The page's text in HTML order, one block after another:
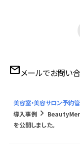
アイビ
BMマガジン
mailメールでお問い
美容室・美容サロン予約管
導入事例keyboard_arrow_right
を公開しました。